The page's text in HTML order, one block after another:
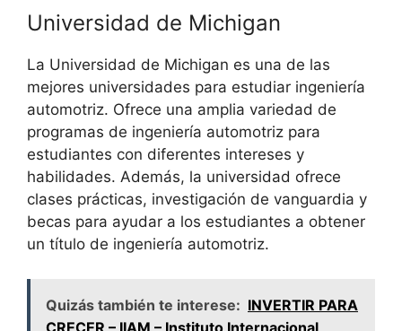
Universidad de Michigan
La Universidad de Michigan es una de las
mejores universidades para estudiar ingeniería
automotriz. Ofrece una amplia variedad de
programas de ingeniería automotriz para
estudiantes con diferentes intereses y
habilidades. Además, la universidad ofrece
clases prácticas, investigación de vanguardia y
becas para ayudar a los estudiantes a obtener
un título de ingeniería automotriz.
Quizás también te interese: INVERTIR PARA
CRECER – IIAM – Instituto Internacional